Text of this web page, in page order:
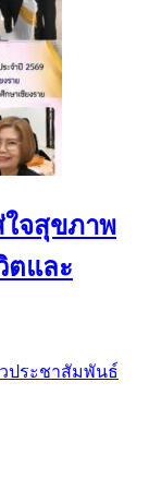
ใจสุขภาพ
ตและ
ประชาสัมพันธ์